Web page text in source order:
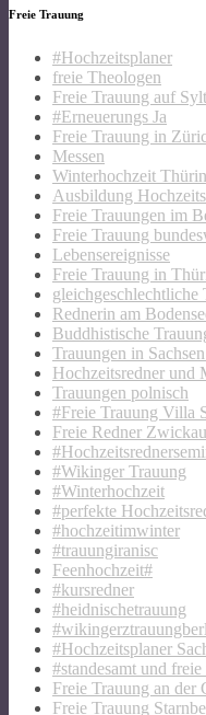
Freie Trauung
#Hochzeitsplaner
freie Theologen
Freie Trauung auf
#Erneuerungs Ja
Freie Trauung in
Messen
Winterhochzeit
Ausbildung
Freie Trauungen im
Freie Trauung
Lebensereignisse
Freie Trauung in
gleichgeschlechtliche
Rednerin am
Buddhistische
Trauungen in
Hochzeitsredner und
Trauungen polnisch
#Freie Trauung Villa
Freie Redner Zwickau
#Wikinger Trauung
#Winterhochzeit
#perfekte
#hochzeitimwinter
#trauungiranisc
Feenhochzeit#
#kursredner
#heidnischetrauung
#Hochzeitsplaner
#standesamt und freie
Freie Trauung an der
Freie Trauung